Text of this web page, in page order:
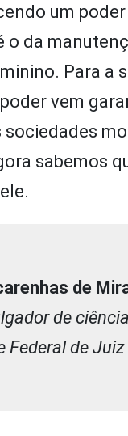
um
o da
Para a
vem
sociedades
sabemos
de
de ciência
Federal de